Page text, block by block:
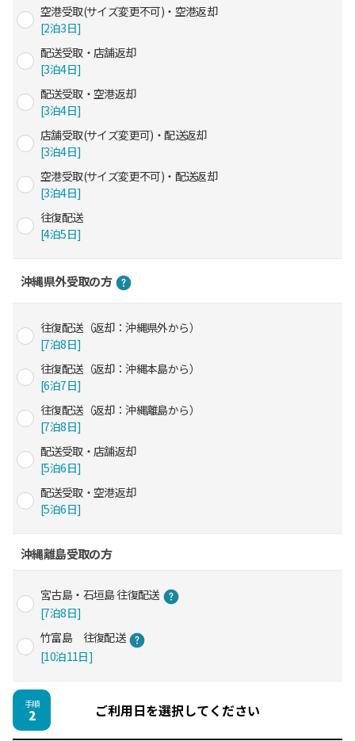
空港受取(サイズ変更不可)・空港返却
[2泊3日]
配送受取・店舗返却
[3泊4日]
配送受取・空港返却
[3泊4日]
店舗受取(サイズ変更可)・配送返却
[3泊4日]
空港受取(サイズ変更不可)・配送返却
[3泊4日]
往復配送
[4泊5日]
沖縄県外受取の方
往復配送（返却：沖縄県外から）
[7泊8日]
往復配送（返却：沖縄本島から）
[6泊7日]
往復配送（返却：沖縄離島から）
[7泊8日]
配送受取・店舗返却
[5泊6日]
配送受取・空港返却
[5泊6日]
沖縄離島受取の方
宮古島・石垣島 往復配送
[7泊8日]
竹富島 往復配送
[10泊11日]
手順
2 ご利用日を選択してください